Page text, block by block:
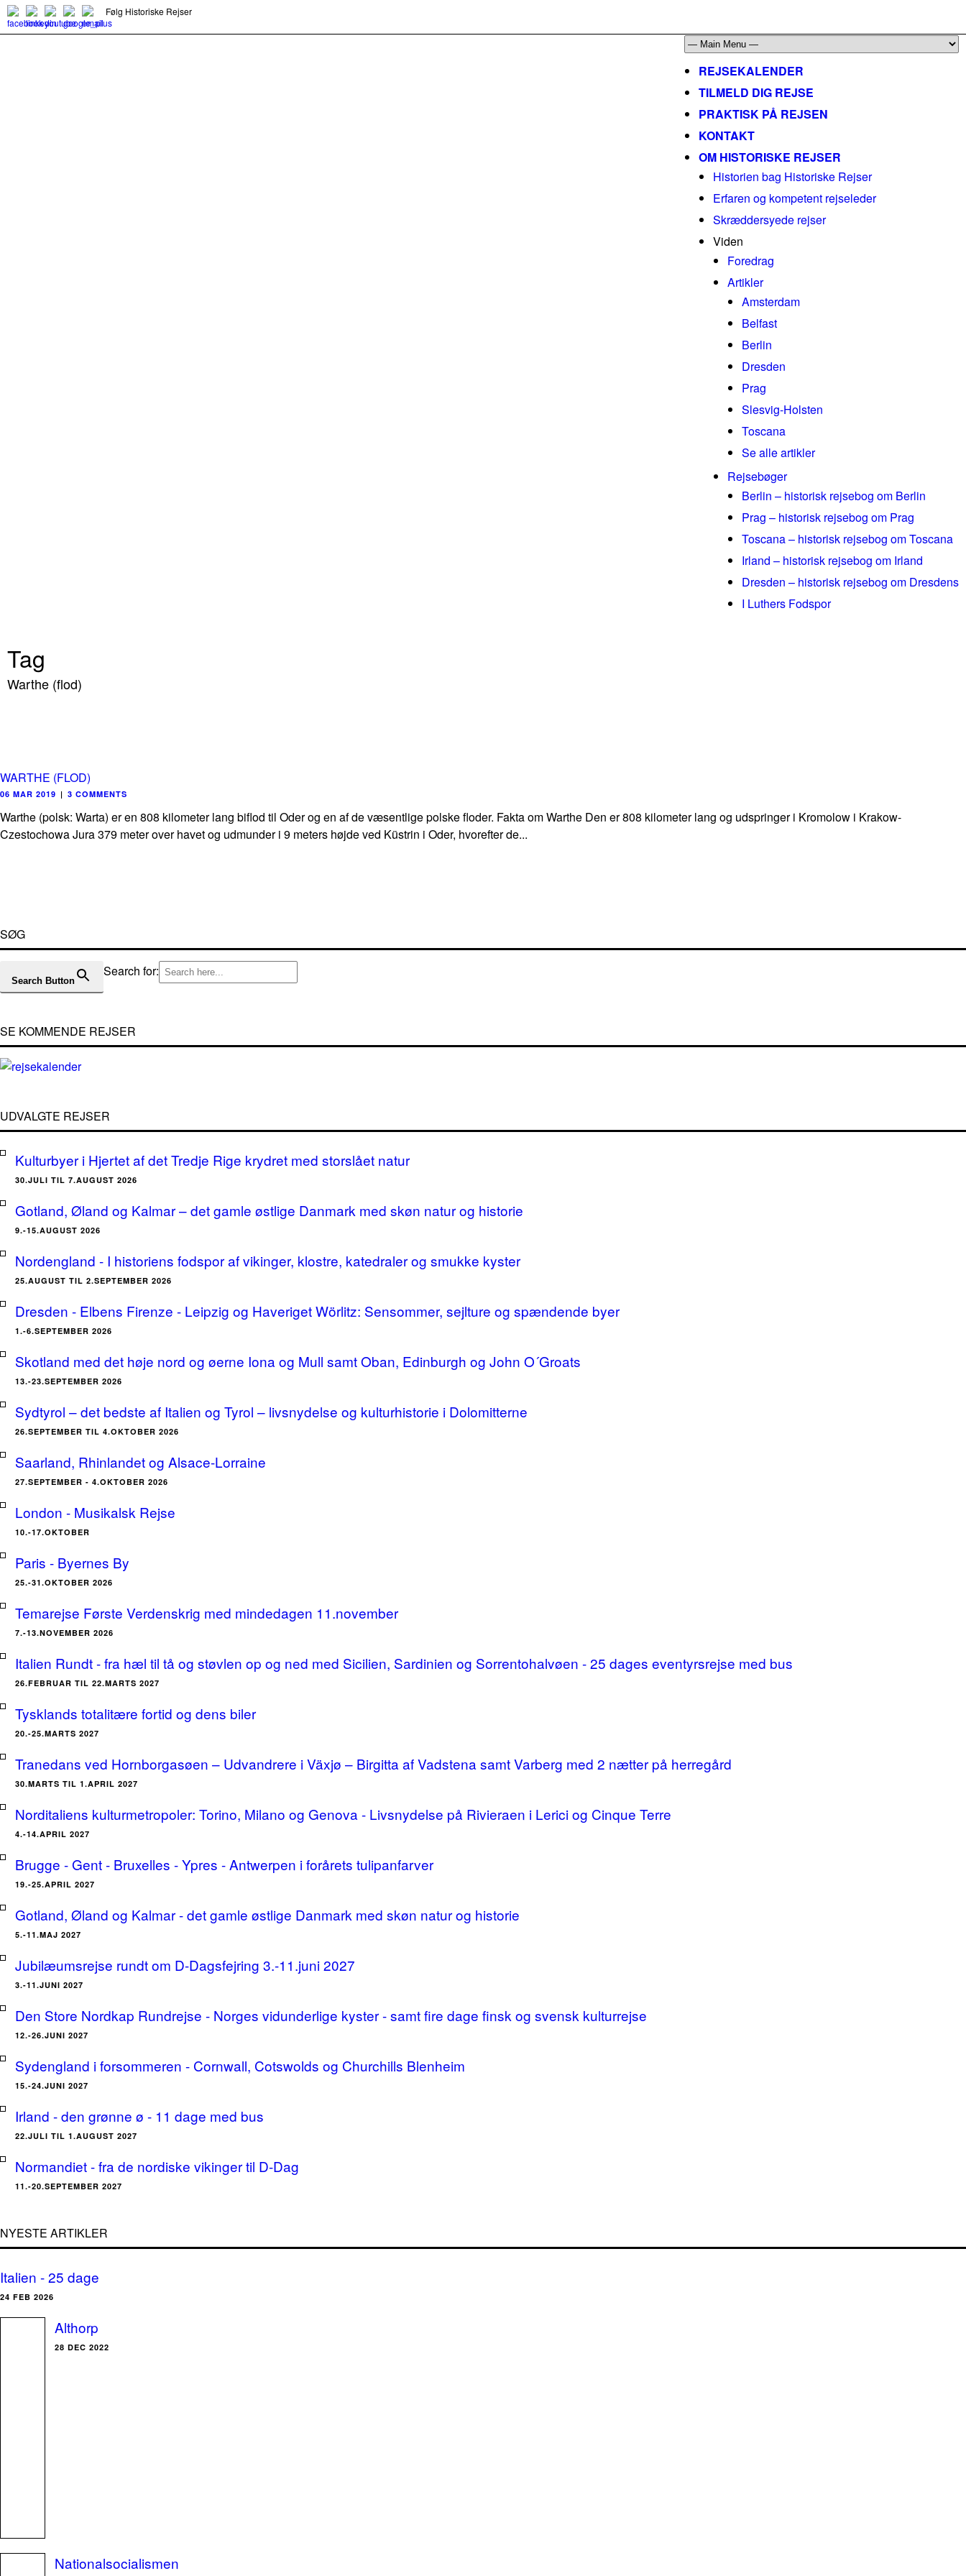
Følg Historiske Rejser
REJSEKALENDER
TILMELD DIG REJSE
PRAKTISK PÅ REJSEN
KONTAKT
OM HISTORISKE REJSER
Historien bag Historiske Rejser
Erfaren og kompetent rejseleder
Skræddersyede rejser
Viden
Foredrag
Artikler
Amsterdam
Belfast
Berlin
Dresden
Prag
Slesvig-Holsten
Toscana
Se alle artikler
Rejsebøger
Berlin – historisk rejsebog om Berlin
Prag – historisk rejsebog om Prag
Toscana – historisk rejsebog om Toscana
Irland – historisk rejsebog om Irland
Dresden – historisk rejsebog om Dresdens
I Luthers Fodspor
Tag
Warthe (flod)
WARTHE (FLOD)
06 MAR 2019 | 3 COMMENTS
Warthe (polsk: Warta) er en 808 kilometer lang biflod til Oder og en af de væsentlige polske floder. Fakta om Warthe Den er 808 kilometer lang og udspringer i Kromolow i Krakow-
Czestochowa Jura 379 meter over havet og udmunder i 9 meters højde ved Küstrin i Oder, hvorefter de...
SØG
Search for:
Search Button
SE KOMMENDE REJSER
UDVALGTE REJSER
Kulturbyer i Hjertet af det Tredje Rige krydret med storslået natur
30.JULI TIL 7.AUGUST 2026
Gotland, Øland og Kalmar – det gamle østlige Danmark med skøn natur og historie
9.-15.AUGUST 2026
Nordengland - I historiens fodspor af vikinger, klostre, katedraler og smukke kyster
25.AUGUST TIL 2.SEPTEMBER 2026
Dresden - Elbens Firenze - Leipzig og Haveriget Wörlitz: Sensommer, sejlture og spændende byer
1.-6.SEPTEMBER 2026
Skotland med det høje nord og øerne Iona og Mull samt Oban, Edinburgh og John O´Groats
13.-23.SEPTEMBER 2026
Sydtyrol – det bedste af Italien og Tyrol – livsnydelse og kulturhistorie i Dolomitterne
26.SEPTEMBER TIL 4.OKTOBER 2026
Saarland, Rhinlandet og Alsace-Lorraine
27.SEPTEMBER - 4.OKTOBER 2026
London - Musikalsk Rejse
10.-17.OKTOBER
Paris - Byernes By
25.-31.OKTOBER 2026
Temarejse Første Verdenskrig med mindedagen 11.november
7.-13.NOVEMBER 2026
Italien Rundt - fra hæl til tå og støvlen op og ned med Sicilien, Sardinien og Sorrentohalvøen - 25 dages eventyrsrejse med bus
26.FEBRUAR TIL 22.MARTS 2027
Tysklands totalitære fortid og dens biler
20.-25.MARTS 2027
Tranedans ved Hornborgasøen – Udvandrere i Växjø – Birgitta af Vadstena samt Varberg med 2 nætter på herregård
30.MARTS TIL 1.APRIL 2027
Norditaliens kulturmetropoler: Torino, Milano og Genova - Livsnydelse på Rivieraen i Lerici og Cinque Terre
4.-14.APRIL 2027
Brugge - Gent - Bruxelles - Ypres - Antwerpen i forårets tulipanfarver
19.-25.APRIL 2027
Gotland, Øland og Kalmar - det gamle østlige Danmark med skøn natur og historie
5.-11.MAJ 2027
Jubilæumsrejse rundt om D-Dagsfejring 3.-11.juni 2027
3.-11.JUNI 2027
Den Store Nordkap Rundrejse - Norges vidunderlige kyster - samt fire dage finsk og svensk kulturrejse
12.-26.JUNI 2027
Sydengland i forsommeren - Cornwall, Cotswolds og Churchills Blenheim
15.-24.JUNI 2027
Irland - den grønne ø - 11 dage med bus
22.JULI TIL 1.AUGUST 2027
Normandiet - fra de nordiske vikinger til D-Dag
11.-20.SEPTEMBER 2027
NYESTE ARTIKLER
Italien - 25 dage
24 FEB 2026
Althorp
28 DEC 2022
Nationalsocialismen